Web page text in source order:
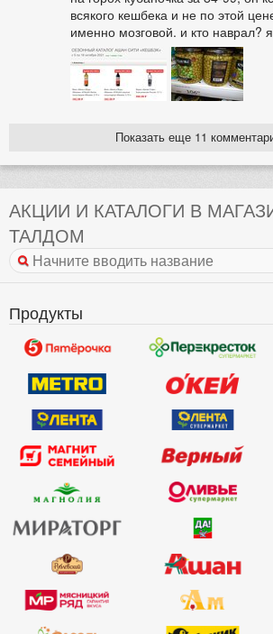
всякого кешбека и не по этой
именно мозговой. и кто наврал?
Показать еще 11
АКЦИИ И КАТАЛОГИ В
ТАЛДОМ
Продукты